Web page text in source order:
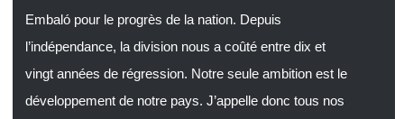
Embaló pour le progrès de la nation. Depuis
l’indépendance, la division nous a coûté entre dix et
vingt années de régression. Notre seule ambition est le
développement de notre pays. J’appelle donc tous nos